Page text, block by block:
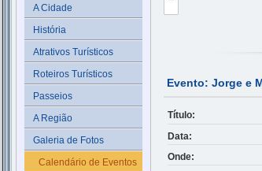
A Cidade
História
Atrativos Turísticos
Roteiros Turísticos
Passeios
A Região
Galeria de Fotos
Calendário de Eventos
Evento: Jorge e
Título:
Data:
Onde: